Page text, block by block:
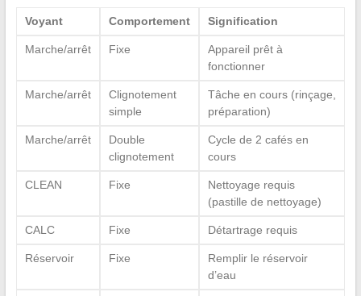
Voyant Comportement Signification
Marche/arrêt Fixe
Appareil prêt à
fonctionner
Marche/arrêt
Clignotement
simple
Tâche en cours (rinçage,
préparation)
Marche/arrêt
Double
clignotement
Cycle de 2 cafés en
cours
CLEAN Fixe
Nettoyage requis
(pastille de nettoyage)
CALC Fixe Détartrage requis
Réservoir Fixe
Remplir le réservoir
d’eau